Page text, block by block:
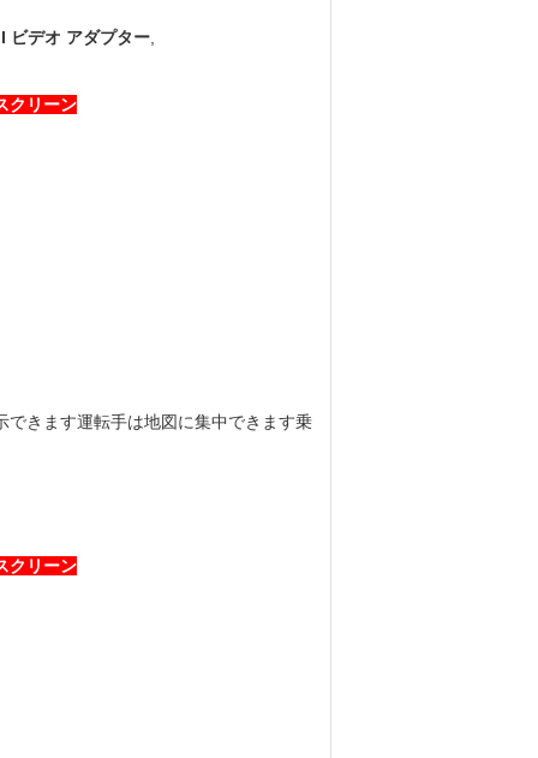
ビデオ アダプター
クリーン
きます運転手は地図に集中できます乗
クリーン